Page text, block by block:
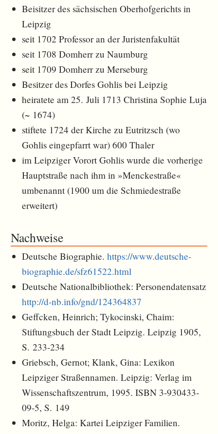
Beisitzer des sächsischen Oberhofgerichts in
Leipzig
seit 1702 Professor an der Juristenfakultät
seit 1708 Domherr zu Naumburg
seit 1709 Domherr zu Merseburg
Besitzer des Dorfes Gohlis bei Leipzig
heiratete am 25. Juli 1713 Christina Sophie Luja
(~ 1674)
stiftete 1724 der Kirche zu Eutritzsch (wo
Gohlis eingepfarrt war) 600 Thaler
im Leipziger Vorort Gohlis wurde die vorherige
Hauptstraße nach ihm in »Menckestraße«
umbenannt (1900 um die Schmiedestraße
erweitert)
Nachweise
Deutsche Biographie.https://www.deutsche-
biographie.de/sfz61522.html
Deutsche Nationalbibliothek: Personendatensatz
http://d-nb.info/gnd/124364837
Geffcken, Heinrich; Tykocinski, Chaim:
Stiftungsbuch der Stadt Leipzig. Leipzig 1905,
S. 233-234
Griebsch, Gernot; Klank, Gina: Lexikon
Leipziger Straßennamen. Leipzig: Verlag im
Wissenschaftszentrum, 1995. ISBN 3-930433-
09-5, S. 149
Moritz, Helga: Kartei Leipziger Familien.